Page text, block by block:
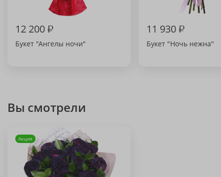
12 200₽
Букет "Ангелы ночи"
11 930₽
Букет "Ночь нежна"
Вы смотрели
Акция